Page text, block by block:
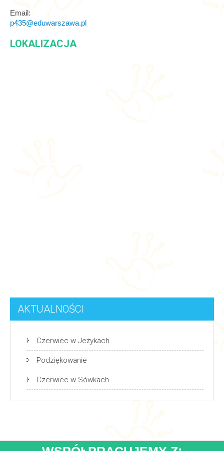
Email:
p435@eduwarszawa.pl
LOKALIZACJA
AKTUALNOŚCI
Czerwiec w Jeżykach
Podziękowanie
Czerwiec w Sówkach